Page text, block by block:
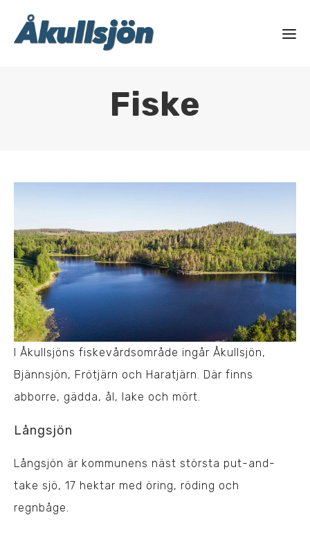
Fiske
I Åkullsjöns fiskevårdsområde ingår Åkullsjön,
Bjännsjön, Frötjärn och Haratjärn. Där finns
abborre, gädda, ål, lake och mört.
Långsjön
Långsjön är kommunens näst största put-and-
take sjö, 17 hektar med öring, röding och
regnbåge.